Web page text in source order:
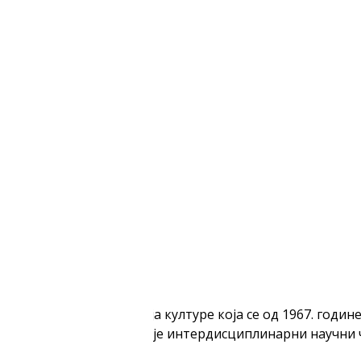
институција културе која се од 1967.
Поред тога, издаје интердисциплинарни научни